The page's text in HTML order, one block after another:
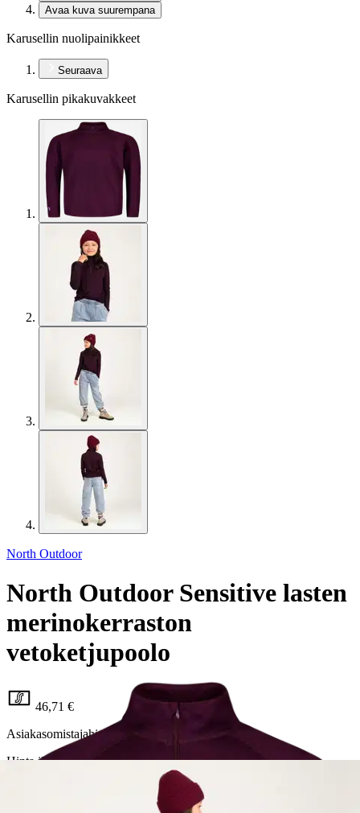
Avaa kuva suurempana
Karusellin nuolipainikkeet
Seuraava
Karusellin pikakuvakkeet
North Outdoor
North Outdoor Sensitive lasten
merinokerraston
vetoketjupoolo
46,71 €
Asiakasomistajahinta
Hinta ilman S-Etukorttia: 54,95 €